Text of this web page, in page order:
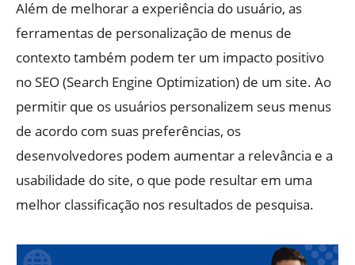
Além de melhorar a experiência do usuário, as
ferramentas de personalização de menus de
contexto também podem ter um impacto positivo
no SEO (Search Engine Optimization) de um site. Ao
permitir que os usuários personalizem seus menus
de acordo com suas preferências, os
desenvolvedores podem aumentar a relevância e a
usabilidade do site, o que pode resultar em uma
melhor classificação nos resultados de pesquisa.